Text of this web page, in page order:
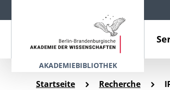
AKADEMIEBIBLIOTHEK
Startseite Recherche